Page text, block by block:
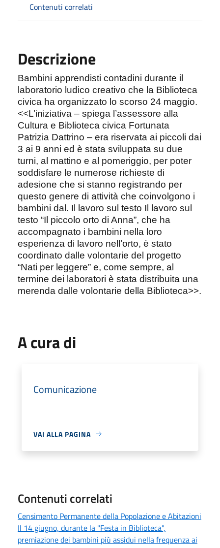
Contenuti correlati
Descrizione
Bambini apprendisti contadini durante il
laboratorio ludico creativo che la Biblioteca
civica ha organizzato lo scorso 24 maggio.
<<L’iniziativa – spiega l’assessore alla
Cultura e Biblioteca civica Fortunata
Patrizia Dattrino – era riservata ai piccoli dai
3 ai 9 anni ed è stata sviluppata su due
turni, al mattino e al pomeriggio, per poter
soddisfare le numerose richieste di
adesione che si stanno registrando per
questo genere di attività che coinvolgono i
bambini dal. Il lavoro sul testo Il lavoro sul
testo “Il piccolo orto di Anna”, che ha
accompagnato i bambini nella loro
esperienza di lavoro nell’orto, è stato
coordinato dalle volontarie del progetto
“Nati per leggere” e, come sempre, al
termine dei laboratori è stata distribuita una
merenda dalle volontarie della Biblioteca>>.
A cura di
Comunicazione
VAI ALLA PAGINA
Contenuti correlati
Censimento Permanente della Popolazione e Abitazioni
Il 14 giugno, durante la "Festa in Biblioteca",
premiazione dei bambini più assidui nella frequenza ai